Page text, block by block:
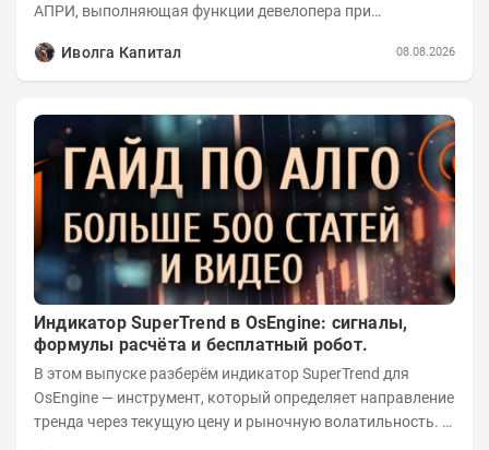
АПРИ, выполняющая функции девелопера при
Иволга Капитал
08.08.2026
Индикатор SuperTrend в OsEngine: сигналы,
формулы расчёта и бесплатный робот.
В этом выпуске разберём индикатор SuperTrend для
OsEngine — инструмент, который определяет направление
тренда через текущую цену и рыночную волатильность. В